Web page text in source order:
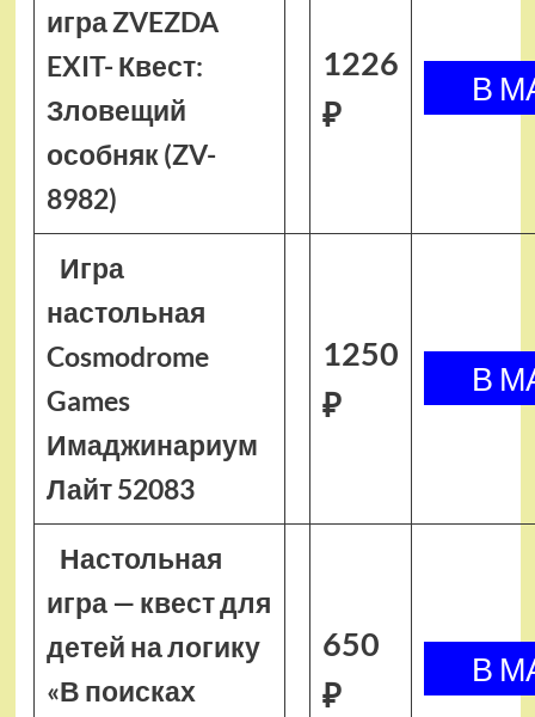
игра ZVEZDA
EXIT- Квест:
Зловещий
особняк (ZV-
8982)
1226
₽
Игра
настольная
Cosmodrome
Games
Имаджинариум
Лайт 52083
1250
₽
Настольная
игра — квест для
детей на логику
«В поисках
650
₽